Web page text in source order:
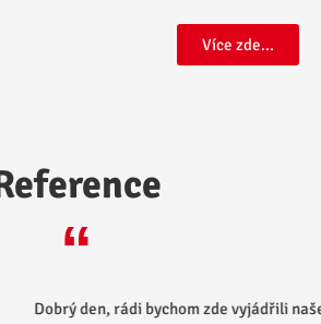
bychom zde vyjádřili naše nadšení